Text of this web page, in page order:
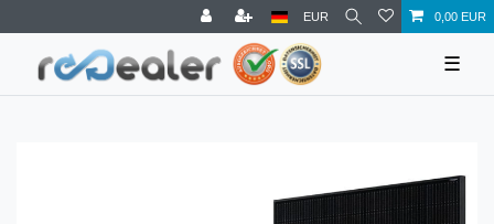
EUR 0,00 EUR
☰